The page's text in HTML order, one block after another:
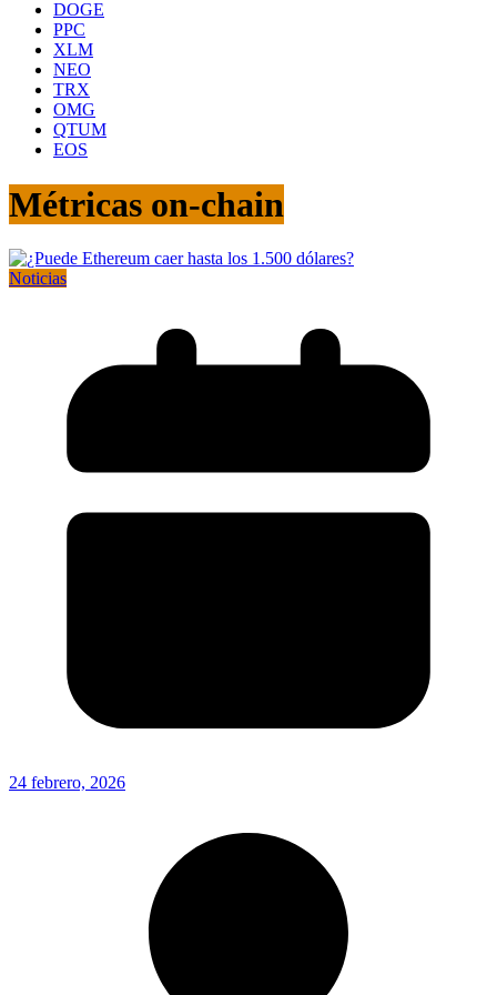
DOGE
PPC
XLM
NEO
TRX
OMG
QTUM
EOS
Métricas on-chain
Noticias
24 febrero, 2026